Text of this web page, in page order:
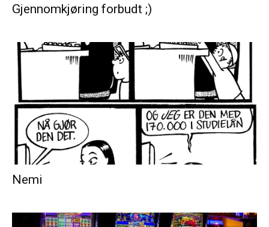
Gjennomkjøring forbudt ;)
Nemi